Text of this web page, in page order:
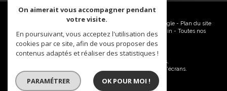
© 2026 | Tous droits réservés | Traduction powered by Google - Plan du site
Mentions légales Nos honoraires- Partenaires - Admin - Toutes nos
Site internet compatible multi-supports,
un seul site adaptable à tous les types d'écrans.
On aimerait vous accompagner pendant
votre visite.
En poursuivant, vous acceptez l'utilisation des
cookies par ce site, afin de vous proposer des
contenus adaptés et réaliser des statistiques !
PARAMÉTRER OK POUR MOI !